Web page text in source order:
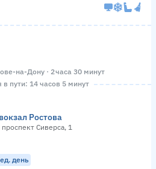
на-Дону · 2 часа 30 минут
пути: 14 часов 5 минут
Ростова
Сиверса, 1
день